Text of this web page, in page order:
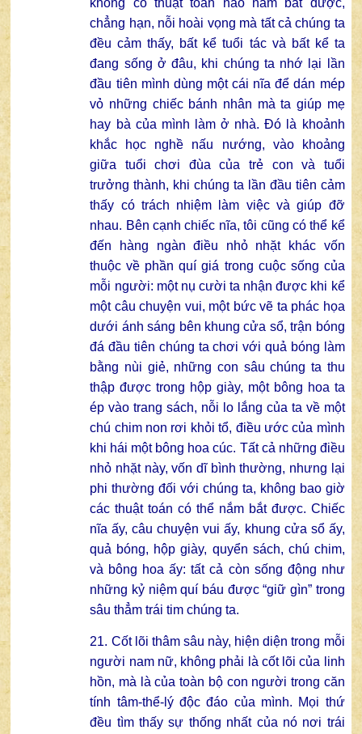
chẳng hạn, nỗi hoài vọng mà tất cả chúng ta
đều cảm thấy, bất kể tuổi tác và bất kể ta
đang sống ở đâu, khi chúng ta nhớ lại lần
đầu tiên mình dùng một cái nĩa để dán mép
vỏ những chiếc bánh nhân mà ta giúp mẹ
hay bà của mình làm ở nhà. Đó là khoảnh
khắc học nghề nấu nướng, vào khoảng
giữa tuổi chơi đùa của trẻ con và tuổi
trưởng thành, khi chúng ta lần đầu tiên cảm
thấy có trách nhiệm làm việc và giúp đỡ
nhau. Bên cạnh chiếc nĩa, tôi cũng có thể kể
đến hàng ngàn điều nhỏ nhặt khác vốn
thuộc về phần quí giá trong cuộc sống của
mỗi người: một nụ cười ta nhận được khi kể
một câu chuyện vui, một bức vẽ ta phác họa
dưới ánh sáng bên khung cửa sổ, trận bóng
đá đầu tiên chúng ta chơi với quả bóng làm
bằng nùi giẻ, những con sâu chúng ta thu
thập được trong hộp giày, một bông hoa ta
ép vào trang sách, nỗi lo lắng của ta về một
chú chim non rơi khỏi tổ, điều ước của mình
khi hái một bông hoa cúc. Tất cả những điều
nhỏ nhặt này, vốn dĩ bình thường, nhưng lại
phi thường đối với chúng ta, không bao giờ
các thuật toán có thể nắm bắt được. Chiếc
nĩa ấy, câu chuyện vui ấy, khung cửa sổ ấy,
quả bóng, hộp giày, quyển sách, chú chim,
và bông hoa ấy: tất cả còn sống động như
những kỷ niệm quí báu được “giữ gìn” trong
sâu thẳm trái tim chúng ta.
21. Cốt lõi thâm sâu này, hiện diện trong mỗi
người nam nữ, không phải là cốt lõi của linh
hồn, mà là của toàn bộ con người trong căn
tính tâm-thể-lý độc đáo của mình. Mọi thứ
đều tìm thấy sự thống nhất của nó nơi trái